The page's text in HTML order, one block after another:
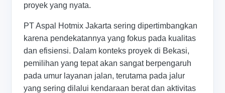
proyek yang nyata.
PT Aspal Hotmix Jakarta sering dipertimbangkan
karena pendekatannya yang fokus pada kualitas
dan efisiensi. Dalam konteks proyek di Bekasi,
pemilihan yang tepat akan sangat berpengaruh
pada umur layanan jalan, terutama pada jalur
yang sering dilalui kendaraan berat dan aktivitas